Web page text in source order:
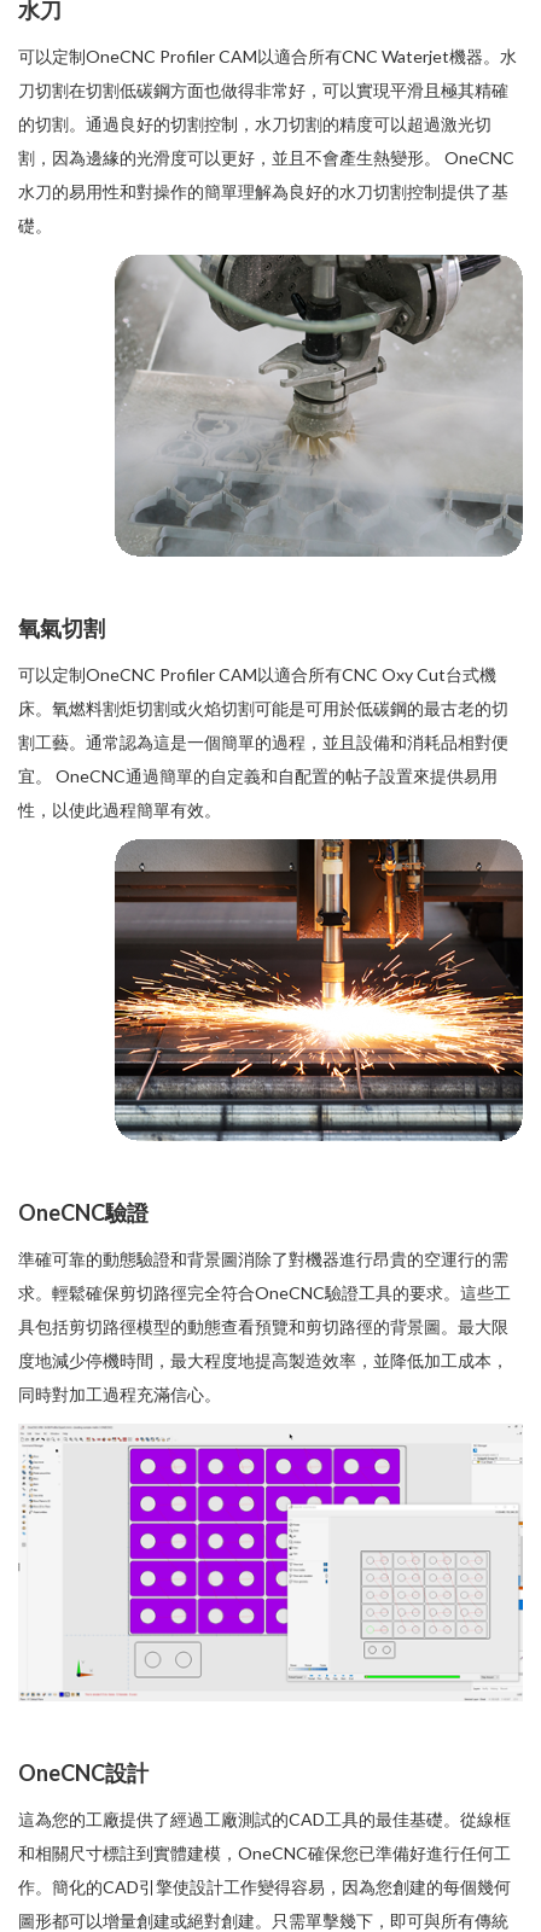
水刀
可以定制OneCNC Profiler CAM以適合所有CNC Waterjet機器。水
刀切割在切割低碳鋼方面也做得非常好，可以實現平滑且極其精確
的切割。通過良好的切割控制，水刀切割的精度可以超過激光切
割，因為邊緣的光滑度可以更好，並且不會產生熱變形。 OneCNC
水刀的易用性和對操作的簡單理解為良好的水刀切割控制提供了基
礎。
氧氣切割
可以定制OneCNC Profiler CAM以適合所有CNC Oxy Cut台式機
床。氧燃料割炬切割或火焰切割可能是可用於低碳鋼的最古老的切
割工藝。通常認為這是一個簡單的過程，並且設備和消耗品相對便
宜。 OneCNC通過簡單的自定義和自配置的帖子設置來提供易用
性，以使此過程簡單有效。
OneCNC驗證
準確可靠的動態驗證和背景圖消除了對機器進行昂貴的空運行的需
求。輕鬆確保剪切路徑完全符合OneCNC驗證工具的要求。這些工
具包括剪切路徑模型的動態查看預覽和剪切路徑的背景圖。最大限
度地減少停機時間，最大程度地提高製造效率，並降低加工成本，
同時對加工過程充滿信心。
OneCNC設計
這為您的工廠提供了經過工廠測試的CAD工具的最佳基礎。從線框
和相關尺寸標註到實體建模，OneCNC確保您已準備好進行任何工
作。簡化的CAD引擎使設計工作變得容易，因為您創建的每個幾何
圖形都可以增量創建或絕對創建。只需單擊幾下，即可與所有傳統